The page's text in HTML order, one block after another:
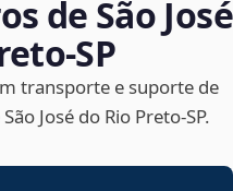
de São José
transporte e suporte de
José do Rio Preto‑SP.